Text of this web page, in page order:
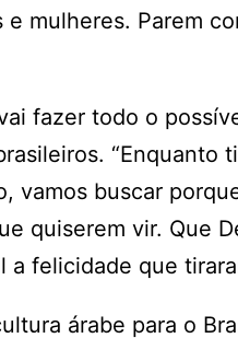
e mulheres. Parem
fazer todo o
“Enquanto
vamos buscar
quiserem vir. Que
a felicidade que
árabe para o